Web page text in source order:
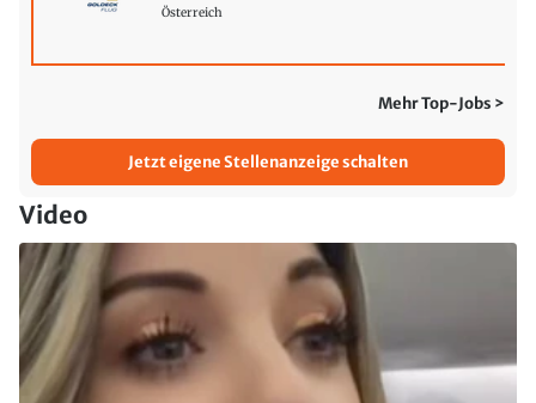
Österreich
Mehr Top-Jobs >
Jetzt eigene Stellenanzeige schalten
Video